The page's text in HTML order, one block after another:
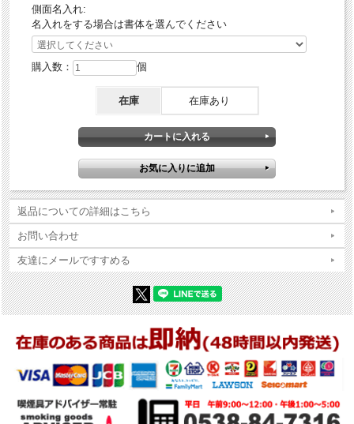
側面名入れ:
名入れをする場合は書体を選んでください
購入数： 個
在庫 在庫あり
返品についての詳細はこちら
お問い合わせ
友達にメールですすめる